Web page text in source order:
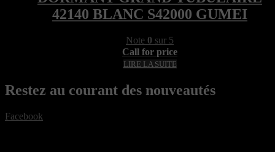
42140 BLANC S42000 GUMEI
Note 0 sur 5
Call for price
LIRE LA SUITE
Restez au courant des nouveautés
Facebook